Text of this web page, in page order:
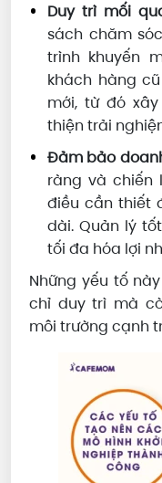
Duy trì mối
sách chăm
trình khuyến
khách hàng
mới, từ đó
thiện trải
Đảm bảo
ràng và chiến
điều cần thiết
dài. Quản lý
tối đa hóa lợi
Những yếu tố
chỉ duy trì mà
môi trường cạnh